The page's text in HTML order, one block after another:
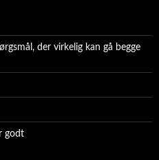
der virkelig kan gå begge
godt